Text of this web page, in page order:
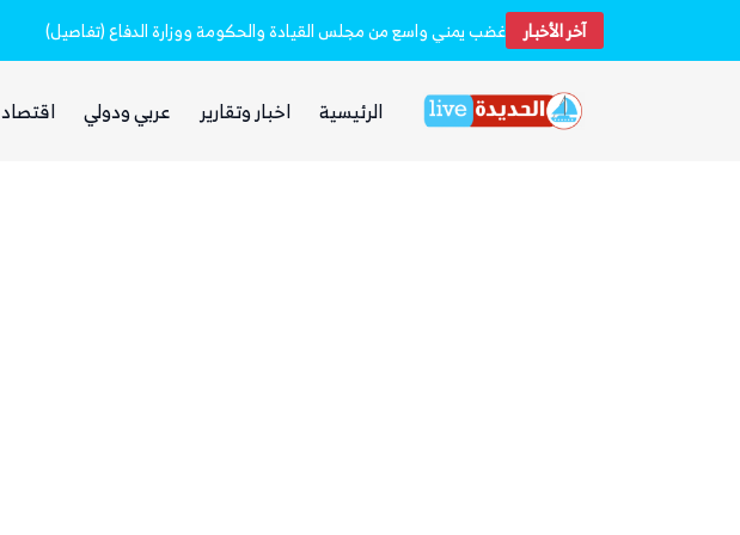
آخر الأخبار غضب يمني واسع من مجلس القيادة والحكومة ووزارة الدفاع (تفاصيل)
الرئيسية اخبار وتقارير عربي ودولي اقتصاد